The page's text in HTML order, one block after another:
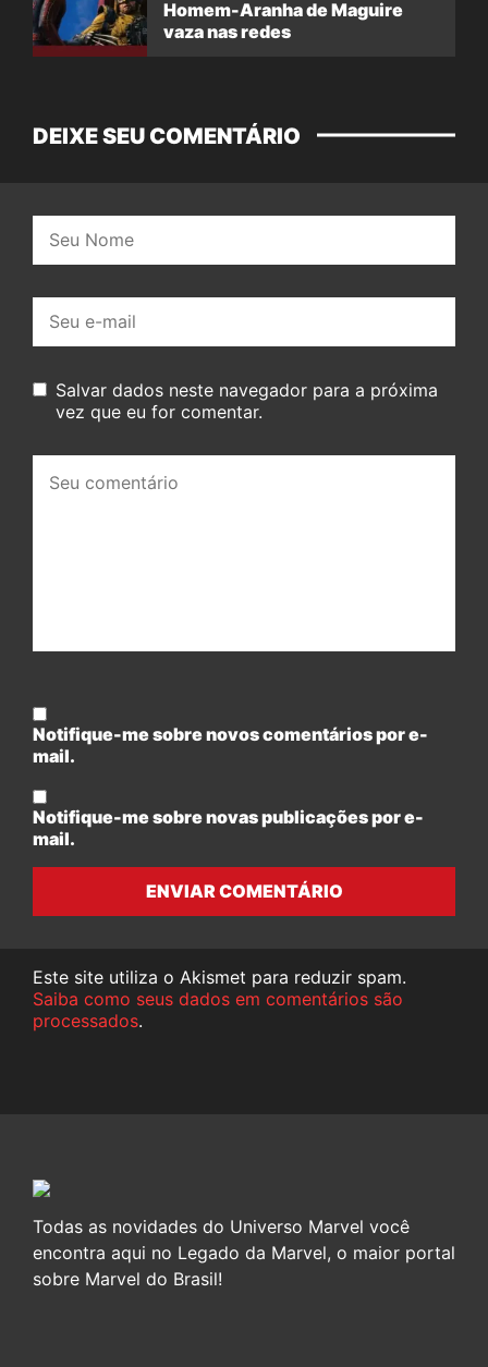
Homem-Aranha de Maguire
vaza nas redes
DEIXE SEU COMENTÁRIO
mail:
Salvar dados neste navegador para a próxima
vez que eu for comentar.
comentário:
Notifique-me sobre novos comentários por e-
mail.
Notifique-me sobre novas publicações por e-
mail.
ENVIAR COMENTÁRIO
Este site utiliza o Akismet para reduzir spam.
Saiba como seus dados em comentários são
processados.
Todas as novidades do Universo Marvel você
encontra aqui no Legado da Marvel, o maior portal
sobre Marvel do Brasil!